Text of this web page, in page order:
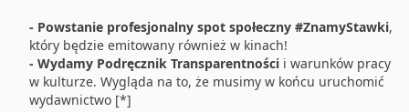
- Powstanie profesjonalny spot społeczny #ZnamyStawki,
który będzie emitowany również w kinach!
- Wydamy Podręcznik Transparentności i warunków pracy
w kulturze. Wygląda na to, że musimy w końcu uruchomić
wydawnictwo [*]